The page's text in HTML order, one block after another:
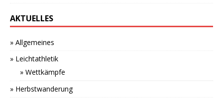
AKTUELLES
» Allgemeines
» Leichtathletik
» Wettkämpfe
» Herbstwanderung